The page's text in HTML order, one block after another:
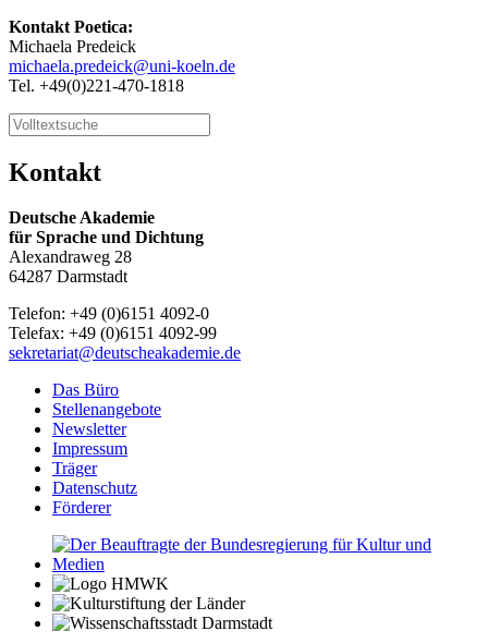
Kontakt Poetica:
Michaela Predeick
michaela.predeick@uni-koeln.de
Tel. +49(0)221-470-1818
Kontakt
Deutsche Akademie
für Sprache und Dichtung
Alexandraweg 28
64287 Darmstadt
Telefon: +49 (0)6151 4092-0
Telefax: +49 (0)6151 4092-99
sekretariat@deutscheakademie.de
Das Büro
Stellenangebote
Newsletter
Impressum
Träger
Datenschutz
Förderer